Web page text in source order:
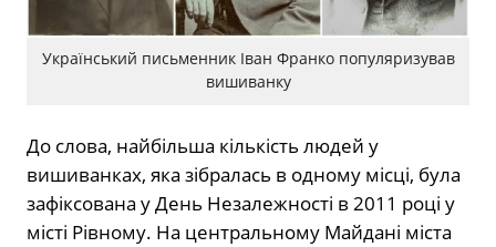
Український письменник Іван Франко популяризував
вишиванку
До слова, найбільша кількість людей у
вишиванках, яка зібралась в одному місці, була
зафіксована у День Незалежності в 2011 році у
місті Рівному. На центральному Майдані міста